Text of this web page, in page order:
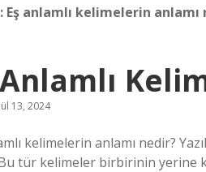
Eş anlamlı kelimelerin anlamı
Anlamlı
13, 2024
kelimelerin anlamı nedir?
tür kelimeler birbirinin yerine